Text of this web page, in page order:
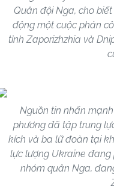
Quân đội Nga, cho
động một cuộc phản
tỉnh Zaporizhzhia và
Nguồn tin nhấn
phương đã tập trung
kích và ba lữ đoàn tại
lực lượng Ukraine đang
nhóm quân Nga,